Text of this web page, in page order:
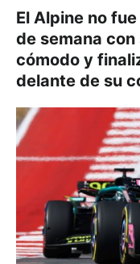
El Alpine no
de semana
cómodo y
delante de su